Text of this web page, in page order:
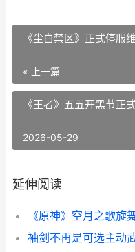
《尘白禁区》正式停服
« 上一篇
《王者》五五开黑节正
2026-05-29
延伸阅读
袖剑不再是可选主动